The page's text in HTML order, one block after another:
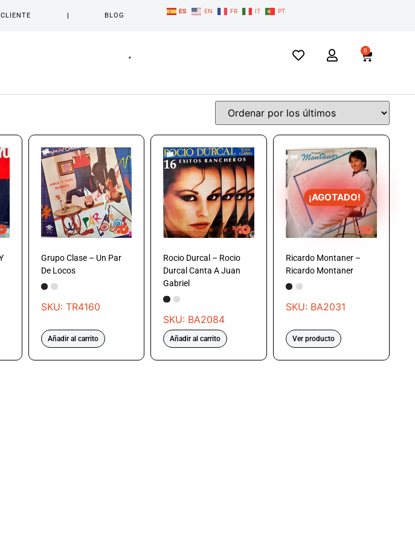
BLOG
ES EN FR IT PT
0
Grupo Clase – Un Par
De Locos
SKU: TR4160
Añadir al carrito
Rocio Durcal – Rocio
Durcal Canta A Juan
Gabriel
SKU: BA2084
Añadir al carrito
¡AGOTADO!
Ricardo Montaner –
Ricardo Montaner
SKU: BA2031
Ver producto